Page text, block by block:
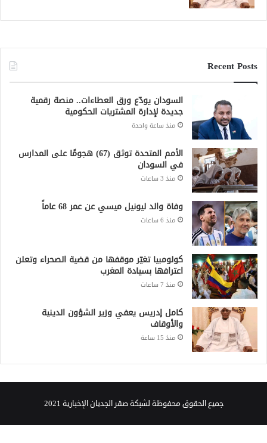
Recent Posts
السودان يودّع ورق العطاءات.. منصة رقمية
جديدة لإدارة المشتريات الحكومية
منذ ساعة واحدة
الأمم المتحدة توثق (67) هجومًا على المدارس
في السودان
منذ 3 ساعات
وفاة والد ليونيل ميسي عن عمر 68 عاماً
منذ 6 ساعات
كولومبيا تغيّر موقفها من قضية الصحراء وتعلن
اعترافها بسيادة المغرب
منذ 7 ساعات
كامل إدريس يعفي وزير الشؤون الدينية
والأوقاف
منذ 15 ساعة
جميع الحقوق محفوظة لشبكة صقر الجديان الإخبارية 2021